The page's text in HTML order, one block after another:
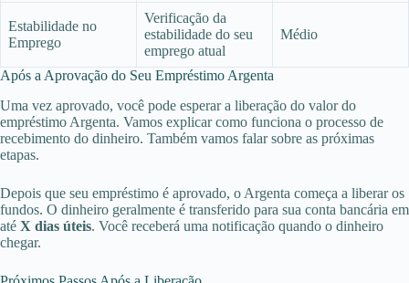
Estabilidade no
Emprego
Verificação da
estabilidade do seu
emprego atual
Médio
Após a Aprovação do Seu Empréstimo Argenta
Uma vez aprovado, você pode esperar a liberação do valor do
empréstimo Argenta. Vamos explicar como funciona o processo de
recebimento do dinheiro. Também vamos falar sobre as próximas
etapas.
Depois que seu empréstimo é aprovado, o Argenta começa a liberar os
fundos. O dinheiro geralmente é transferido para sua conta bancária em
até X dias úteis. Você receberá uma notificação quando o dinheiro
chegar.